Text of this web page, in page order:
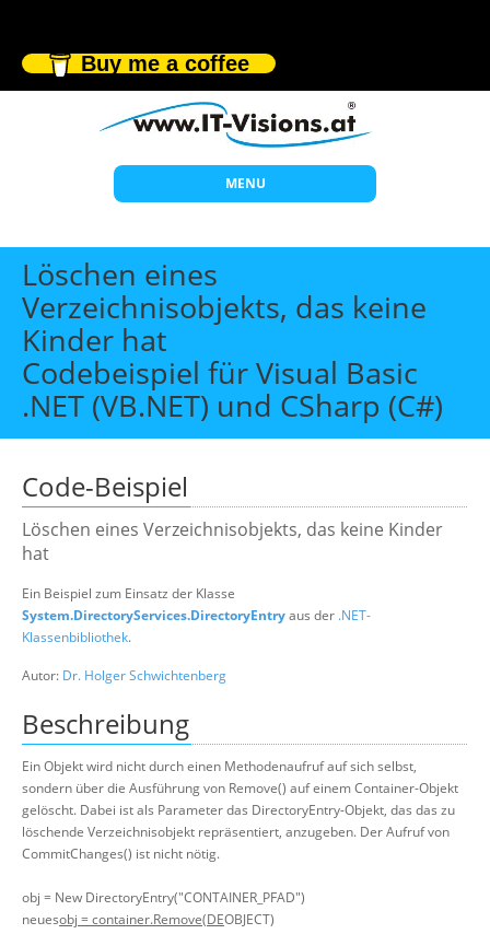
Buy me a coffee
MENU
Start
Themen
Beratung
Individuelle Schulungen
Offene Seminare
Über uns
Suche
Löschen eines
Verzeichnisobjekts, das keine
Kinder hat
Codebeispiel für Visual Basic
.NET (VB.NET) und CSharp (C#)
Code-Beispiel
Löschen eines Verzeichnisobjekts, das keine Kinder
hat
Ein Beispiel zum Einsatz der Klasse
System.DirectoryServices.DirectoryEntryaus der .NET-
Klassenbibliothek.
Autor: Dr. Holger Schwichtenberg
Beschreibung
Ein Objekt wird nicht durch einen Methodenaufruf auf sich selbst,
sondern über die Ausführung von Remove() auf einem Container-Objekt
gelöscht. Dabei ist als Parameter das DirectoryEntry-Objekt, das das zu
löschende Verzeichnisobjekt repräsentiert, anzugeben. Der Aufruf von
CommitChanges() ist nicht nötig.
obj = New DirectoryEntry("CONTAINER_PFAD")
neuesobj = container.Remove(DEOBJECT)